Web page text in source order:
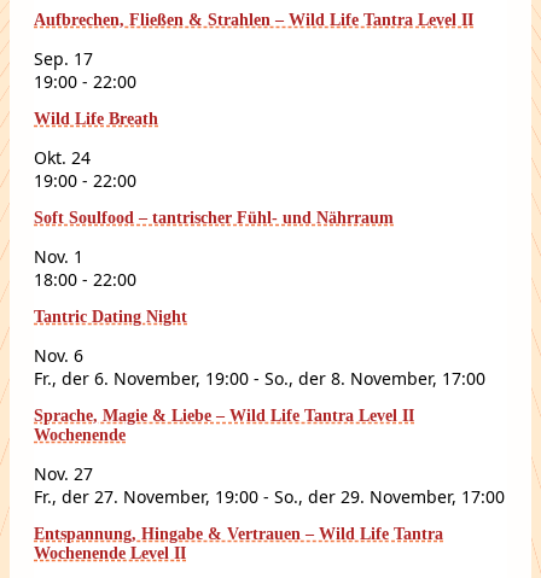
Aufbrechen, Fließen & Strahlen – Wild Life Tantra Level II
Sep. 17
19:00 - 22:00
Wild Life Breath
Okt. 24
19:00 - 22:00
Soft Soulfood – tantrischer Fühl- und Nährraum
Nov. 1
18:00 - 22:00
Tantric Dating Night
Nov. 6
Fr., der 6. November, 19:00 - So., der 8. November, 17:00
Sprache, Magie & Liebe – Wild Life Tantra Level II
Wochenende
Nov. 27
Fr., der 27. November, 19:00 - So., der 29. November, 17:00
Entspannung, Hingabe & Vertrauen – Wild Life Tantra
Wochenende Level II